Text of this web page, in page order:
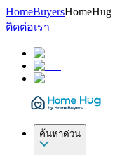
HomeBuyersHomeHug
ติดต่อเรา
ค้นหาด่วน